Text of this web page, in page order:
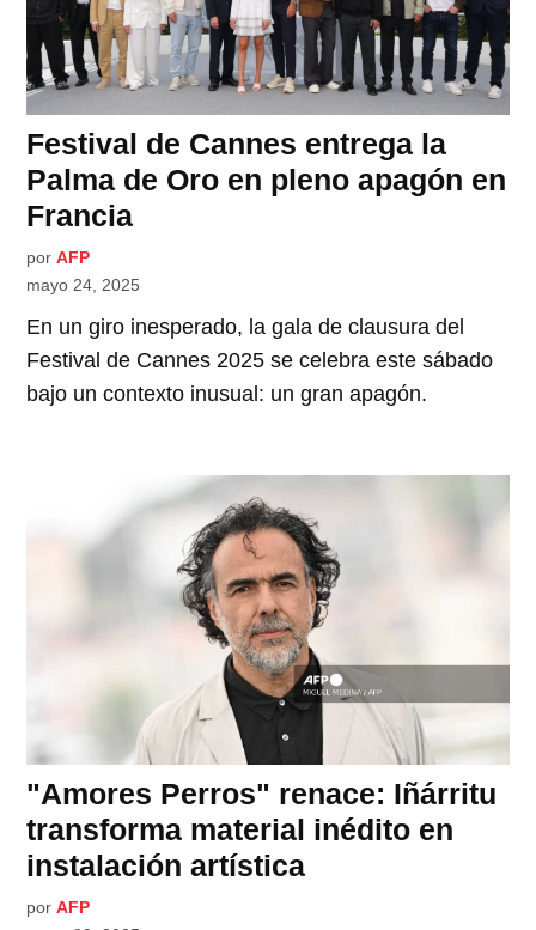
Festival de Cannes entrega la
Palma de Oro en pleno apagón en
Francia
por AFP
mayo 24, 2025
En un giro inesperado, la gala de clausura del
Festival de Cannes 2025 se celebra este sábado
bajo un contexto inusual: un gran apagón.
"Amores Perros" renace: Iñárritu
transforma material inédito en
instalación artística
por AFP